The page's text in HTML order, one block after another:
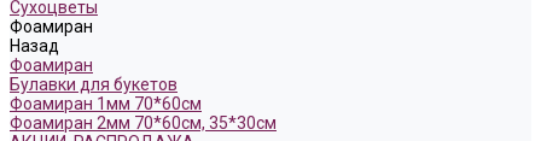
Сухоцветы
Фоамиран
Назад
Фоамиран
Булавки для букетов
Фоамиран 1мм 70*60см
Фоамиран 2мм 70*60см, 35*30см